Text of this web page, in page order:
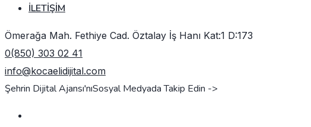
İLETIŞIM
Ömerağa Mah. Fethiye Cad. Öztalay İş Hanı Kat:1 D:173
0(850) 303 02 41
info@kocaelidijital.com
Şehrin Dijital Ajansı'nıSosyal Medyada Takip Edin ->